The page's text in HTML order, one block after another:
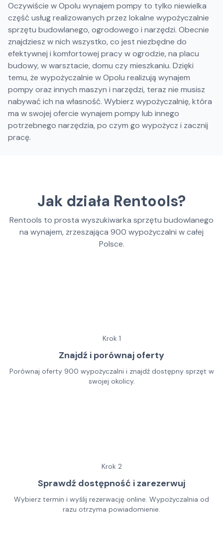
Oczywiście w Opolu wynajem pompy to tylko niewielka
część usług realizowanych przez lokalne wypożyczalnie
sprzętu budowlanego, ogrodowego i narzędzi. Obecnie
znajdziesz w nich wszystko, co jest niezbędne do
efektywnej i komfortowej pracy w ogrodzie, na placu
budowy, w warsztacie, domu czy mieszkaniu. Dzięki
temu, że wypożyczalnie w Opolu realizują wynajem
pompy oraz innych maszyn i narzędzi, teraz nie musisz
nabywać ich na własność. Wybierz wypożyczalnię, która
ma w swojej ofercie wynajem pompy lub innego
potrzebnego narzędzia, po czym go wypożycz i zacznij
pracę.
Jak działa Rentools?
Rentools to prosta wyszukiwarka sprzętu budowlanego
na wynajem, zrzeszająca 900 wypożyczalni w całej
Polsce.
Krok 1
Znajdź i porównaj oferty
Porównaj oferty 900 wypożyczalni i znajdź dostępny sprzęt w
swojej okolicy.
Krok 2
Sprawdź dostępność i zarezerwuj
Wybierz termin i wyślij rezerwację online. Wypożyczalnia od
razu otrzyma powiadomienie.